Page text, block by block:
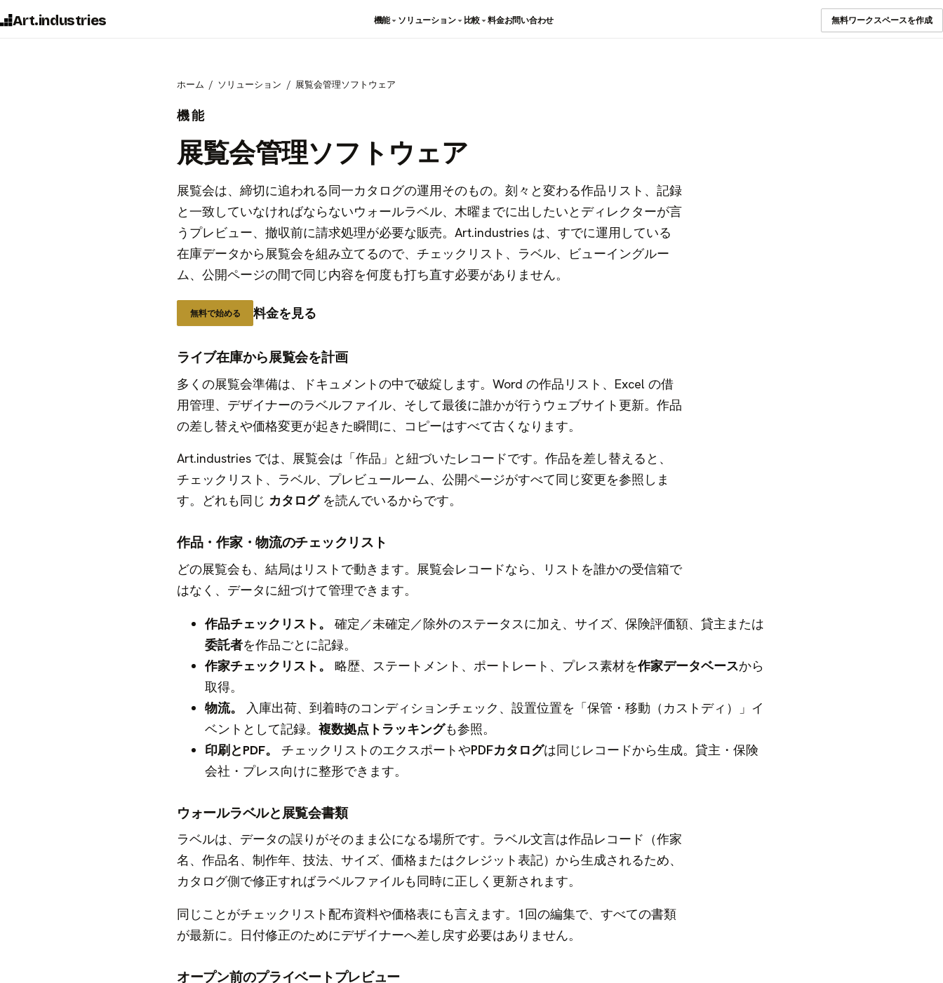
Art.industries 機能 ソリューション 比較 料金お問い合わせ 無料ワークスペースを作成
ホーム ソリューション 展覧会管理ソフトウェア
機能
展覧会管理ソフトウェア
展覧会は、締切に追われる同一カタログの運用そのもの。刻々と変わる作品リスト、記録
と一致していなければならないウォールラベル、木曜までに出したいとディレクターが言
うプレビュー、撤収前に請求処理が必要な販売。Art.industries は、すでに運用している
在庫データから展覧会を組み立てるので、チェックリスト、ラベル、ビューイングルー
ム、公開ページの間で同じ内容を何度も打ち直す必要がありません。
無料で始める 料金を見る
ライブ在庫から展覧会を計画
多くの展覧会準備は、ドキュメントの中で破綻します。Word の作品リスト、Excel の借
用管理、デザイナーのラベルファイル、そして最後に誰かが行うウェブサイト更新。作品
の差し替えや価格変更が起きた瞬間に、コピーはすべて古くなります。
Art.industries では、展覧会は「作品」と紐づいたレコードです。作品を差し替えると、
チェックリスト、ラベル、プレビュールーム、公開ページがすべて同じ変更を参照しま
す。どれも同じ カタログを読んでいるからです。
作品・作家・物流のチェックリスト
どの展覧会も、結局はリストで動きます。展覧会レコードなら、リストを誰かの受信箱で
はなく、データに紐づけて管理できます。
作品チェックリスト。
確定／未確定／除外のステータスに加え、サイズ、保険評価額、貸主または
委託者を作品ごとに記録。
作家チェックリスト。
略歴、ステートメント、ポートレート、プレス素材を作家データベースから
取得。
物流。
入庫出荷、到着時のコンディションチェック、設置位置を「保管・移動（カストディ）」イ
ベントとして記録。 複数拠点トラッキングも参照。
印刷とPDF。
チェックリストのエクスポートやPDFカタログは同じレコードから生成。貸主・保険
会社・プレス向けに整形できます。
ウォールラベルと展覧会書類
ラベルは、データの誤りがそのまま公になる場所です。ラベル文言は作品レコード（作家
名、作品名、制作年、技法、サイズ、価格またはクレジット表記）から生成されるため、
カタログ側で修正すればラベルファイルも同時に正しく更新されます。
同じことがチェックリスト配布資料や価格表にも言えます。1回の編集で、すべての書類
が最新に。日付修正のためにデザイナーへ差し戻す必要はありません。
オープン前のプライベートプレビュー